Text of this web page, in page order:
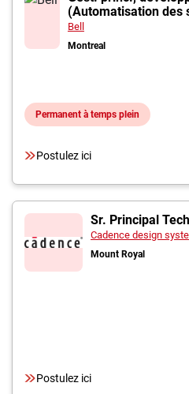
(Automatisation des
Bell
Montreal
Permanent à temps plein
Postulez ici
Sr. Principal
Cadence design
Mount Royal
Postulez ici